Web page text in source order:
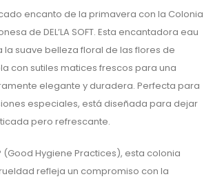
encanto de la primavera con la Colonia
de DEL’LA SOFT. Esta encantadora eau
suave belleza floral de las flores de
con sutiles matices frescos para una
elegante y duradera. Perfecta para
especiales, está diseñada para dejar
pero refrescante.
(Good Hygiene Practices), esta colonia
refleja un compromiso con la